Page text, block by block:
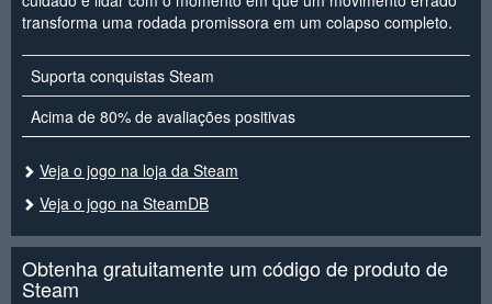
transforma uma rodada promissora em um colapso completo.
Suporta conquistas Steam
Acima de 80% de avaliações positivas
Veja o jogo na loja da Steam
Veja o jogo na SteamDB
Obtenha gratuitamente um código de produto de
Steam